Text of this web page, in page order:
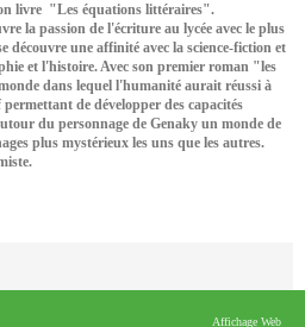
livre "Les équations littéraires".
la passion de l'écriture au lycée avec le plus
découvre une affinité avec la science-fiction et
et l'histoire. Avec son premier roman "les
dans lequel l'humanité aurait réussi à
de développer des capacités
du personnage de Genaky un monde de
plus mystérieux les uns que les autres.
Affichage Web